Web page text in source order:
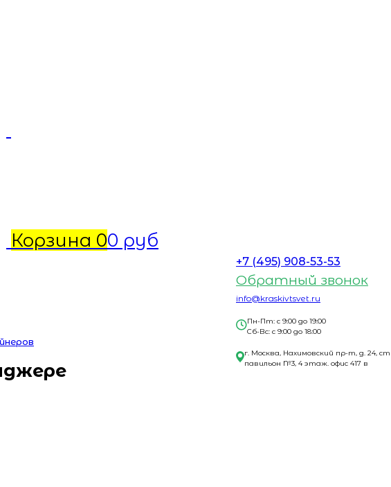
Корзина 00 руб
+7 (495) 908-53-53
Обратный звонок
info@kraskivtsvet.ru
Пн-Пт: с 9:00 до 19:00
Сб-Вс: с 9:00 до 18:00
г. Москва, Нахимовский пр-т, д. 24,
павильон №3, 4 этаж. офис 417 в